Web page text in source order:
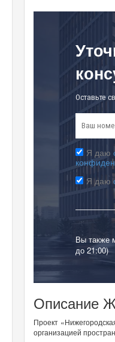
Оставьте
Я даю
Я даю
Вы также
до 21:00)
Описание
Проект
организацией